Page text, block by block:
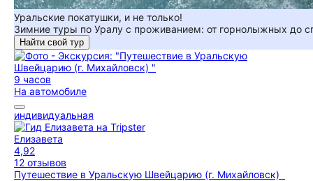
Уральские покатушки, и не только!
Зимние туры по Уралу с проживанием: от горнолыжных до
Найти свой тур
9 часов
На автомобиле
индивидуальная
Елизавета
4,92
12 отзывов
Путешествие в Уральскую Швейцарию (г. Михайловск)